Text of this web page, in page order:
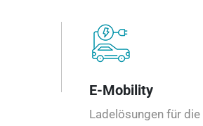
E-Mobility
Ladelösungen für